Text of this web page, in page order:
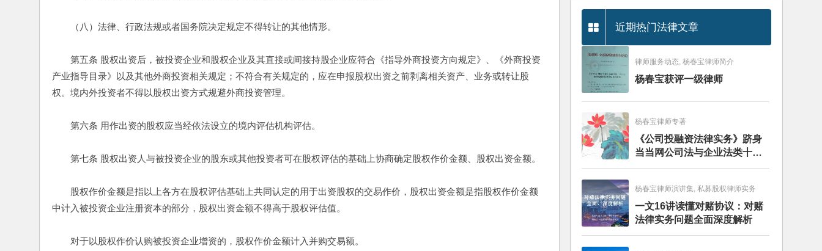
（八）法律、行政法规或者国务院决定规定不得转让的其他情形。
第五条 股权出资后，被投资企业和股权企业及其直接或间接持股企业应符合《指导外商投资方向规定》、《外商投资
产业指导目录》以及其他外商投资相关规定；不符合有关规定的，应在申报股权出资之前剥离相关资产、业务或转让股
权。境内外投资者不得以股权出资方式规避外商投资管理。
第六条 用作出资的股权应当经依法设立的境内评估机构评估。
第七条 股权出资人与被投资企业的股东或其他投资者可在股权评估的基础上协商确定股权作价金额、股权出资金额。
股权作价金额是指以上各方在股权评估基础上共同认定的用于出资股权的交易作价，股权出资金额是指股权作价金额
中计入被投资企业注册资本的部分，股权出资金额不得高于股权评估值。
对于以股权作价认购被投资企业增资的，股权作价金额计入并购交易额。
近期热门法律文章
律师服务动态, 杨春宝律师简介
杨春宝获评一级律师
杨春宝律师专著
《公司投融资法律实务》跻身
当当网公司法与企业法类十大
畅销图书榜
杨春宝律师演讲集, 私募股权律师实务
一文16讲读懂对赌协议：对赌
法律实务问题全面深度解析